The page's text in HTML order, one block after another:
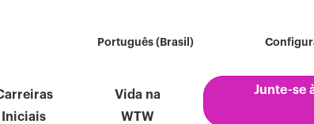
Português (Brasil)
Iniciais
Vida na
WTW
Junte-se